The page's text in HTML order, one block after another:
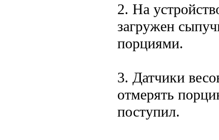
2. На
загружен
порциями.
3. Датчики
отмерять
поступил.